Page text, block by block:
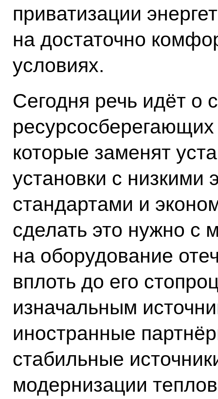
приватизации
на достаточно
условиях.
Сегодня речь идёт о
ресурсосберегающих
которые заменят
установки с низкими
стандартами и
сделать это нужно с
на оборудование
вплоть до его
изначальным
иностранные
стабильные
модернизации